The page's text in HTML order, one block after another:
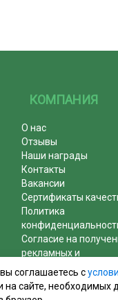
КОМПАНИЯ
О нас
Отзывы
Наши награды
Контакты
Вакансии
Сертификаты
Политика
Согласие на
рекламных и
информационных
Почему журналы
соглашаетесь с
сайте, необходимых